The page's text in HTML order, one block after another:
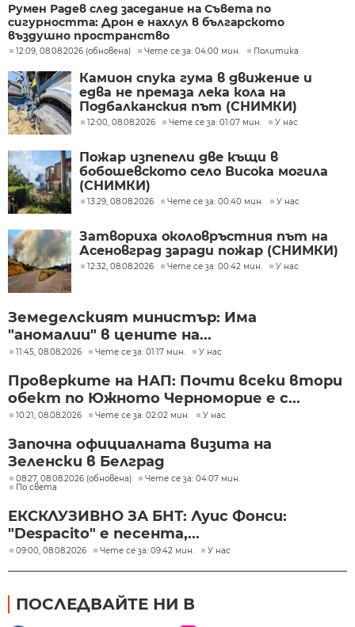
Румен Радев след заседание на Съвета по
сигурността: Дрон е нахлул в българското
въздушно пространство
12:09, 08.08.2026 (обновена) Чете се за: 04:00 мин. Политика
Камион спука гума в движение и
едва не премаза лека кола на
Подбалканския път (СНИМКИ)
12:00, 08.08.2026 Чете се за: 01:07 мин. У нас
Пожар изпепели две къщи в
бобошевското село Висока могила
(СНИМКИ)
13:29, 08.08.2026 Чете се за: 00:40 мин. У нас
Затвориха околовръстния път на
Асеновград заради пожар (СНИМКИ)
12:32, 08.08.2026 Чете се за: 00:42 мин. У нас
Земеделският министър: Има
"аномалии" в цените на...
11:45, 08.08.2026 Чете се за: 01:17 мин. У нас
Проверките на НАП: Почти всеки втори
обект по Южното Черноморие е с...
10:21, 08.08.2026 Чете се за: 02:02 мин. У нас
Започна официалната визита на
Зеленски в Белград
08:27, 08.08.2026 (обновена)
Чете се за: 04:07 мин.
По света
ЕКСКЛУЗИВНО ЗА БНТ: Луис Фонси:
"Despacito" е песента,...
09:00, 08.08.2026 Чете се за: 09:42 мин. У нас
ПОСЛЕДВАЙТЕ НИ В